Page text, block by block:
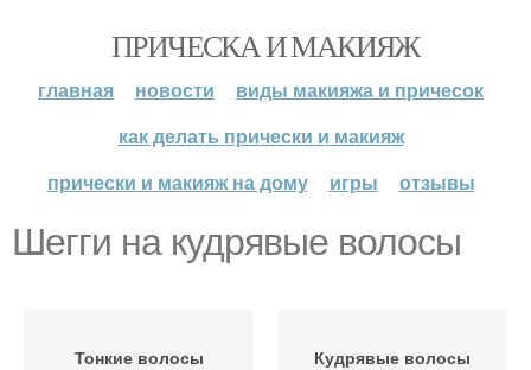
ПРИЧЕСКА И МАКИЯЖ
главная новости
виды макияжа и причесок
как делать прически и макияж
прически и макияж на дому
игры отзывы
Шегги на кудрявые волосы
Тонкие волосы Кудрявые волосы